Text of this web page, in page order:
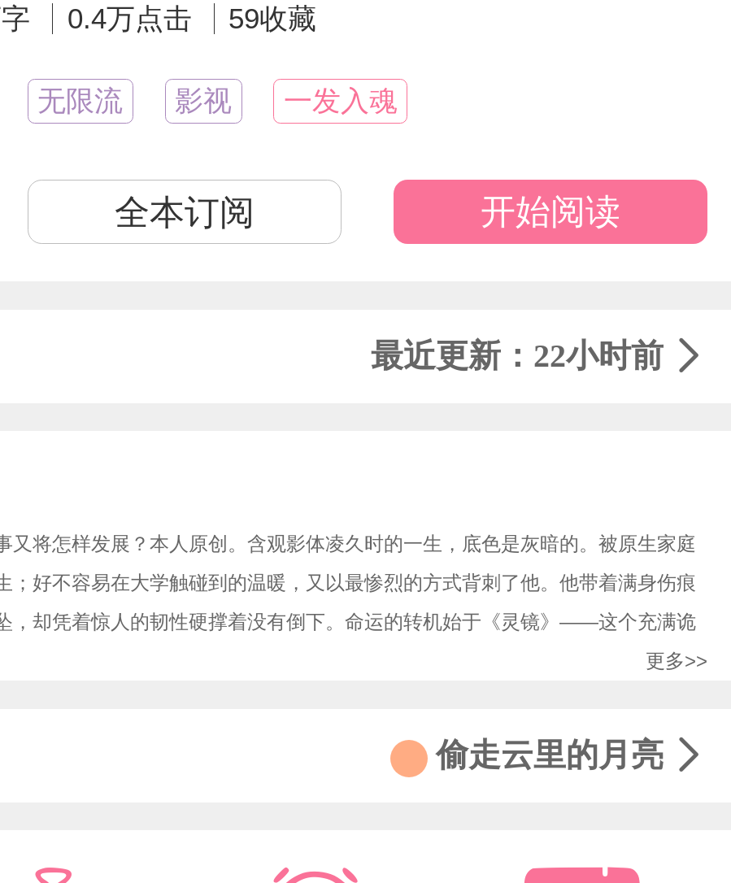
0.4万点击 59收藏
无限流 影视 一发入魂
全本订阅 开始阅读
最近更新：22小时前
又将怎样发展？本人原创。含观影体凌久时的一生，底色是灰暗的。被原生家庭
；好不容易在大学触碰到的温暖，又以最惨烈的方式背刺了他。他带着满身伤痕
，却凭着惊人的韧性硬撑着没有倒下。命运的转机始于《灵镜》——这个充满诡
这里，他遇到了阮澜烛。那个看似温润如玉，实则是被创造出来用以净化灵镜的
测，逐渐生出了血肉，变成了属于“人”的贪恋。他深知自己终将消散，不敢回应
。就在一切看似归于平静，悲剧却刚刚拉开序幕之时，神秘的“天降空间”打破
更多>>
偷走云里的月亮